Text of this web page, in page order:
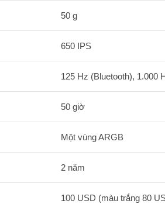
50 g
650 IPS
125 Hz (Bluetooth), 1.000
50 giờ
Một vùng ARGB
2 năm
100 USD (màu trắng 80